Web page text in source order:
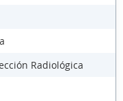
Radiológica